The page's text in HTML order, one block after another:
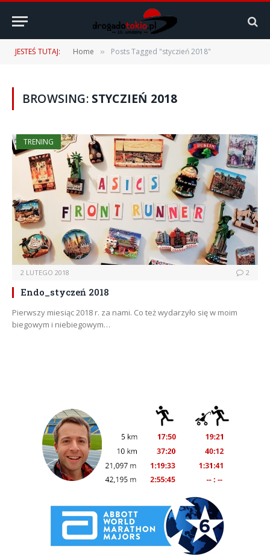
JESTEŚ TUTAJ: Home » Posts Tagged "styczień 2018"
BROWSING: STYCZIEŃ 2018
TRENING
2 LUTEGO 2018 2
Endo_styczeń 2018
Pierwszy miesiąc 2018 r. za nami. Co też wydarzyło się w moim
biegowym i niebiegowym…